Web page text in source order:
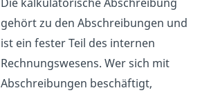
gehört zu den Abschreibungen und
ist ein fester Teil des internen
Rechnungswesens. Wer sich mit
Abschreibungen beschäftigt,